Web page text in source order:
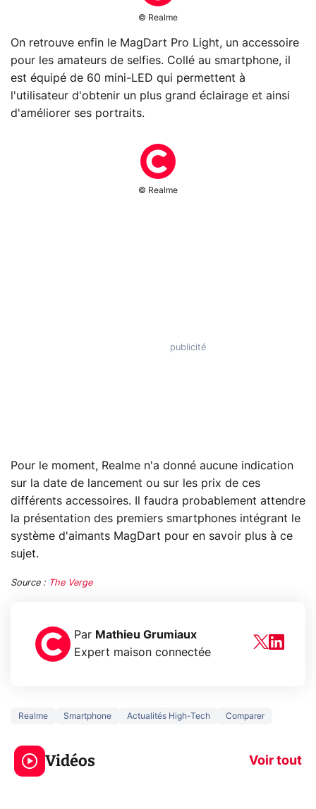
© Realme
On retrouve enfin le MagDart Pro Light, un accessoire
pour les amateurs de selfies. Collé au smartphone, il
est équipé de 60 mini-LED qui permettent à
l'utilisateur d'obtenir un plus grand éclairage et ainsi
d'améliorer ses portraits.
© Realme
Pour le moment, Realme n'a donné aucune indication
sur la date de lancement ou sur les prix de ces
différents accessoires. Il faudra probablement attendre
la présentation des premiers smartphones intégrant le
système d'aimants MagDart pour en savoir plus à ce
sujet.
Source : The Verge
Par Mathieu Grumiaux
Expert maison connectée
Realme Smartphone Actualités High-Tech Comparer
Vidéos Voir tout
5 générations de
jeux dans la
prochaine Xbox !
Ce que vous
navigation